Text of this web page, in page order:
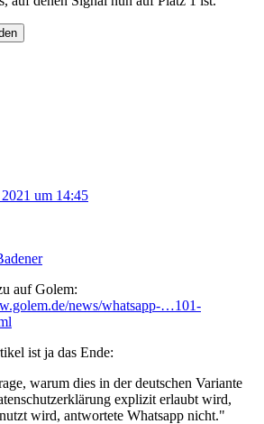
2021 um 14:45
auf Golem:
news/whatsapp-…101-
ist ja das Ende:
warum dies in der deutschen Variante
explizit erlaubt wird,
wird, antwortete Whatsapp nicht."